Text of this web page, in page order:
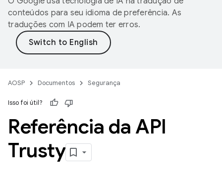
conteúdos para seu idioma de preferência. As
traduções com IA podem ter erros.
AOSP Documentos Segurança
Isso foi útil?
Referência da API
Trusty